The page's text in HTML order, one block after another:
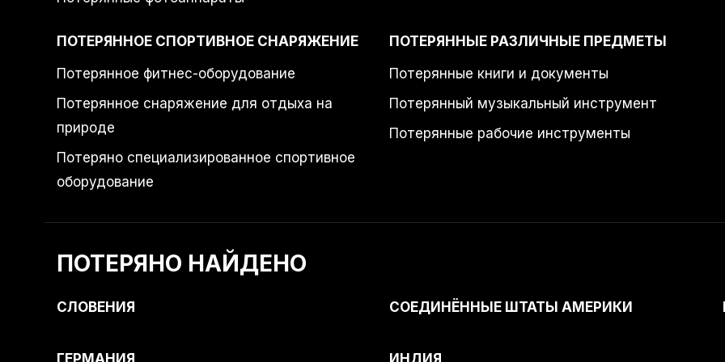
ПОТЕРЯННОЕ СПОРТИВНОЕ СНАРЯЖЕНИЕ
Потерянное фитнес-оборудование
Потерянное снаряжение для отдыха на
природе
Потеряно специализированное спортивное
оборудование
ПОТЕРЯННЫЕ РАЗЛИЧНЫЕ ПРЕДМЕТЫ
Потерянные книги и документы
Потерянный музыкальный инструмент
Потерянные рабочие инструменты
ПОТЕРЯНО НАЙДЕНО
СЛОВЕНИЯ СОЕДИНЁННЫЕ ШТАТЫ АМЕРИКИ
ГЕРМАНИЯ ИНДИЯ